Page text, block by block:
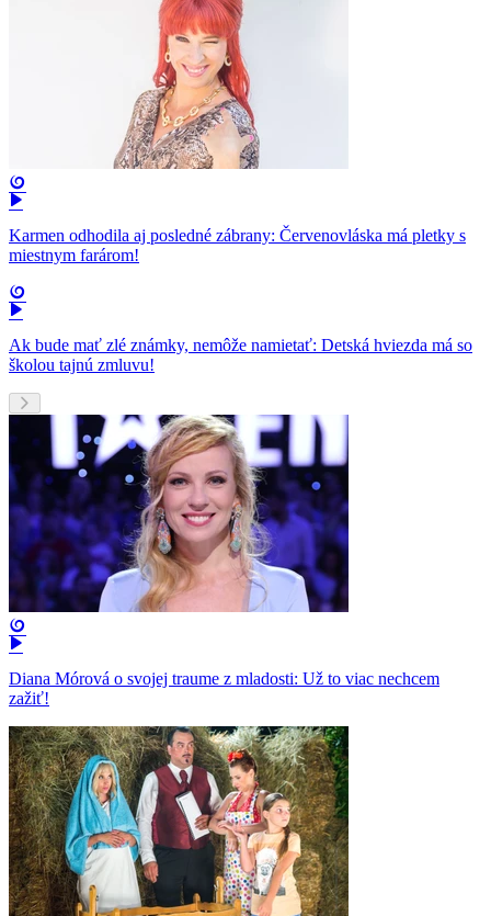
Karmen odhodila aj posledné zábrany: Červenovláska má pletky s
miestnym farárom!
Ak bude mať zlé známky, nemôže namietať: Detská hviezda má so
školou tajnú zmluvu!
Diana Mórová o svojej traume z mladosti: Už to viac nechcem
zažiť!